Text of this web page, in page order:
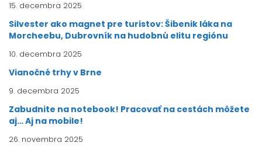
15. decembra 2025
Silvester ako magnet pre turistov: Šibenik láka na
Morcheebu, Dubrovník na hudobnú elitu regiónu
10. decembra 2025
Vianočné trhy v Brne
9. decembra 2025
Zabudnite na notebook! Pracovať na cestách môžete
aj… Aj na mobile!
26. novembra 2025